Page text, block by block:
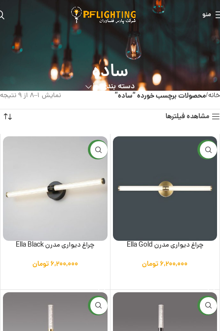
منو
ساده
دسته بندی ها
خانه محصولات برچسب خورده “ساده” نمایش 1–8 از 9 نتیجه
مشاهده فیلترها
جدید
چراغ دیواری مدرن Ella Gold
۶,۲۰۰,۰۰۰تومان
جدید
چراغ دیواری مدرن Ella Black
۶,۲۰۰,۰۰۰تومان
جدید جدید